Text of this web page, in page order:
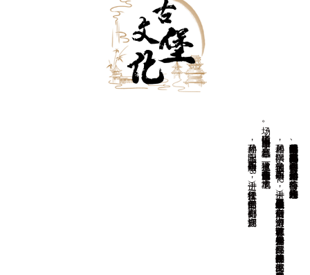
湘峪古堡是明代后期户部尚书孙居相、都察院右副都御史孙鼎相兄弟的故居。在《明史》中有孙居相传，孙鼎相附于孙居相传后，有一简略小传。光绪《沁水县志》二人均有传。
孙居相，
字拱阳，
又字伯辅，
明万历二十年（1
5
9
2
）进士，
任恩县（今山东平原县恩城镇）知县。
后任南京御史、
巡漕御史，
以直言敢谏著称。
天启初年升光禄少卿、
兵部左侍郎，
崇祯初年改任户部左侍郎、
吏部左侍郎，
后晋升户部尚书，
总督仓
场。因通信中说“
国事日非，
邪氛益恶”
，
被逮下狱，
谪戍潞州（今山西长治市），
卒于戍地。
孙鼎相，字玉阳，明万历二十六年（1598）进士，任松江推官。
后任吏部郎中、副都御史、湖广巡抚。